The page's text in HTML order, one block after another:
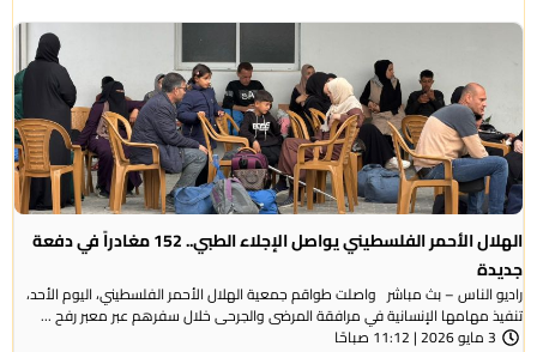
الهلال الأحمر الفلسطيني يواصل الإجلاء الطبي.. 152 مغادراً في دفعة
جديدة
راديو الناس – بث مباشر واصلت طواقم جمعية الهلال الأحمر الفلسطيني، اليوم الأحد،
تنفيذ مهامها الإنسانية في مرافقة المرضى والجرحى خلال سفرهم عبر معبر رفح ...
3 مايو 2026 | 11:12 صباحًا